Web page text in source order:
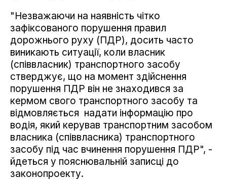
"Незважаючи на наявність чітко
зафіксованого порушення правил
дорожнього руху (ПДР), досить часто
виникають ситуації, коли власник
(співвласник) транспортного засобу
стверджує, що на момент здійснення
порушення ПДР він не знаходився за
кермом свого транспортного засобу та
відмовляється надати інформацію про
водія, який керував транспортним засобом
власника (співвласника) транспортного
засобу під час вчинення порушення ПДР", -
йдеться у пояснювальній записці до
законопроекту.